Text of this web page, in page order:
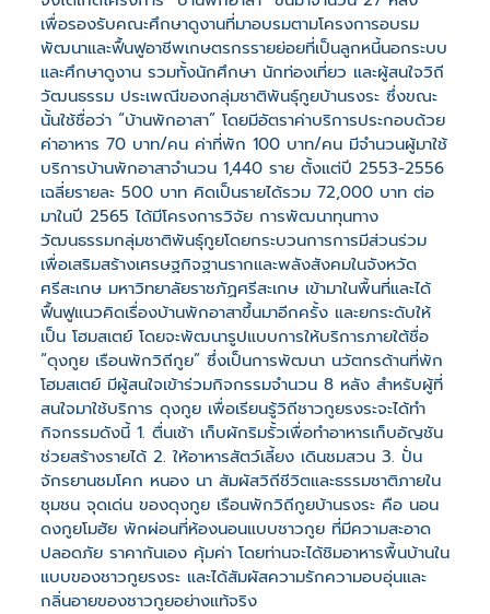
เพื่อรองรับคณะศึกษาดูงานที่มาอบรมตามโครงการอบรม
พัฒนาและฟื้นฟูอาชีพเกษตรกรรายย่อยที่เป็นลูกหนี้นอกระบบ
และศึกษาดูงาน รวมทั้งนักศึกษา นักท่องเที่ยว และผู้สนใจวิถี
วัฒนธรรม ประเพณีของกลุ่มชาติพันธุ์กูยบ้านรงระ ซึ่งขณะ
นั้นใช้ชื่อว่า “บ้านพักอาสา” โดยมีอัตราค่าบริการประกอบด้วย
ค่าอาหาร 70 บาท/คน ค่าที่พัก 100 บาท/คน มีจำนวนผู้มาใช้
บริการบ้านพักอาสาจำนวน 1,440 ราย ตั้งแต่ปี 2553-2556
เฉลี่ยรายละ 500 บาท คิดเป็นรายได้รวม 72,000 บาท ต่อ
มาในปี 2565 ได้มีโครงการวิจัย การพัฒนาทุนทาง
วัฒนธรรมกลุ่มชาติพันธุ์กูยโดยกระบวนการการมีส่วนร่วม
เพื่อเสริมสร้างเศรษฐกิจฐานรากและพลังสังคมในจังหวัด
ศรีสะเกษ มหาวิทยาลัยราชภัฏศรีสะเกษ เข้ามาในพื้นที่และได้
ฟื้นฟูแนวคิดเรื่องบ้านพักอาสาขึ้นมาอีกครั้ง และยกระดับให้
เป็น โฮมสเตย์ โดยจะพัฒนารูปแบบการให้บริการภายใต้ชื่อ
“ดุงกูย เรือนพักวิถีกูย” ซึ่งเป็นการพัฒนา นวัตกรด้านที่พัก
โฮมสเตย์ มีผู้สนใจเข้าร่วมกิจกรรมจำนวน 8 หลัง สำหรับผู้ที่
สนใจมาใช้บริการ ดุงกูย เพื่อเรียนรู้วิถีชาวกูยรงระจะได้ทำ
กิจกรรมดังนี้ 1. ตื่นเช้า เก็บผักริมรั้วเพื่อทำอาหารเก็บอัญชัน
ช่วยสร้างรายได้ 2. ให้อาหารสัตว์เลี้ยง เดินชมสวน 3. ปั่น
จักรยานชมโคก หนอง นา สัมผัสวิถีชีวิตและธรรมชาติภายใน
ชุมชน จุดเด่น ของดุงกูย เรือนพักวิถีกูยบ้านรงระ คือ นอน
ดงกูยโมฮัย พักผ่อนที่ห้องนอนแบบชาวกูย ที่มีความสะอาด
ปลอดภัย ราคากันเอง คุ้มค่า โดยท่านจะได้ชิมอาหารพื้นบ้านใน
แบบของชาวกูยรงระ และได้สัมผัสความรักความอบอุ่นและ
กลิ่นอายของชาวกูยอย่างแท้จริง